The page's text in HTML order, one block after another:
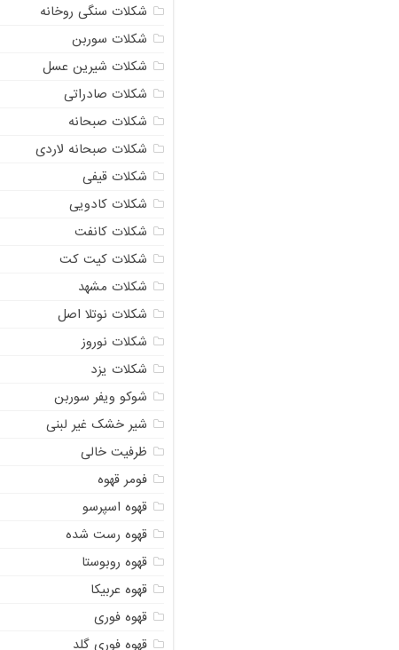
شکلات سنگی روخانه
شکلات سوربن
شکلات شیرین عسل
شکلات صادراتی
شکلات صبحانه
شکلات صبحانه لاردی
شکلات قیفی
شکلات کادویی
شکلات کانفت
شکلات کیت کت
شکلات مشهد
شکلات نوتلا اصل
شکلات نوروز
شکلات یزد
شوکو ویفر سوربن
شیر خشک غیر لبنی
ظرفیت خالی
فومر قهوه
قهوه اسپرسو
قهوه رست شده
قهوه روبوستا
قهوه عربیکا
قهوه فوری
قهوه فوری گلد